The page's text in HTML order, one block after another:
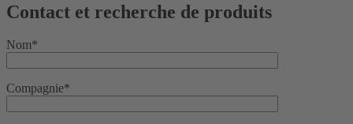
Contact et recherche de produits
Nom*
Compagnie*